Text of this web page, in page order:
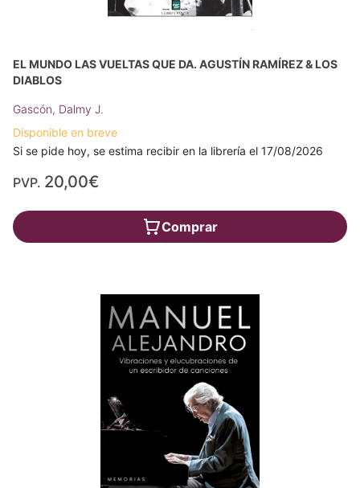
EL MUNDO LAS VUELTAS QUE DA. AGUSTÍN RAMÍREZ & LOS
DIABLOS
Gascón, Dalmy J.
Disponible en breve
Si se pide hoy, se estima recibir en la librería el 17/08/2026
PVP. 20,00€
Comprar